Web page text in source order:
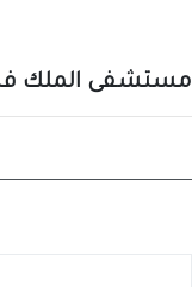
مستشفى الملك